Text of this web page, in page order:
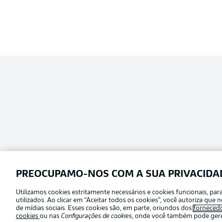
Escolha seu idioma
Português
Football as it’s meant to be
PREOCUPAMO-NOS COM A SUA
Utilizamos cookies estritamente necessários e cookies funcionais,
utilizados. Ao clicar em “Aceitar todos os cookies”, você autoriza
de mídias sociais. Esses cookies são, em parte, oriundos dos
cookies ou nas Configurações de cookies, onde você também pode